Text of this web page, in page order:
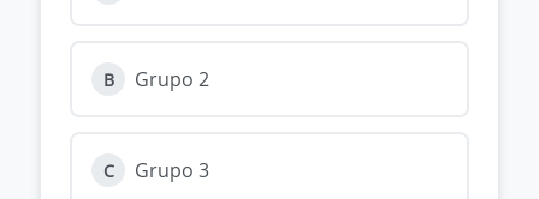
B Grupo 2
C Grupo 3